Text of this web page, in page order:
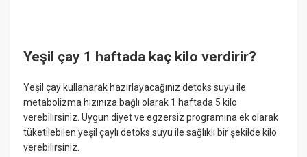
Yeşil çay 1 haftada kaç kilo verdirir?
Yeşil çay kullanarak hazırlayacağınız detoks suyu ile
metabolizma hızınıza bağlı olarak 1 haftada 5 kilo
verebilirsiniz. Uygun diyet ve egzersiz programına ek olarak
tüketilebilen yeşil çaylı detoks suyu ile sağlıklı bir şekilde kilo
verebilirsiniz.